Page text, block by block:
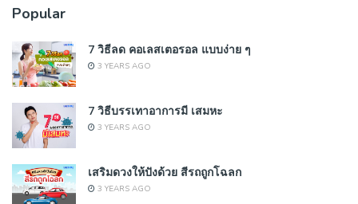
Popular
7 วิธีลด คอเลสเตอรอล แบบง่าย ๆ
3 YEARS AGO
7 วิธีบรรเทาอาการมี เสมหะ
3 YEARS AGO
เสริมดวงให้ปังด้วย สีรถถูกโฉลก
3 YEARS AGO